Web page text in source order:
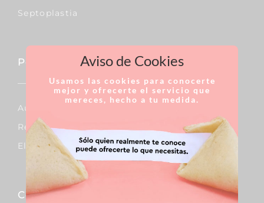
Septoplastia
Pecho
Aumento De Pecho
Reducción De Pecho
Elevación De Pecho
Corporal
Aviso de Cookies
Usamos las cookies para conocerte
mejor y ofrecerte el servicio que
mereces, hecho a tu medida.